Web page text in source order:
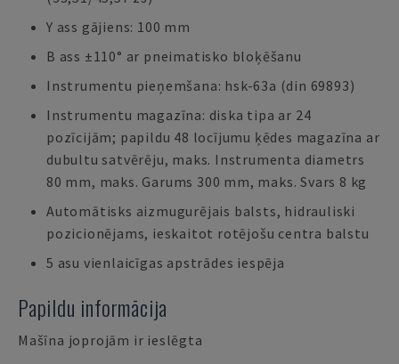
Y ass gājiens: 100 mm
B ass ±110° ar pneimatisko bloķēšanu
Instrumentu pieņemšana: hsk-63a (din 69893)
Instrumentu magazīna: diska tipa ar 24
pozīcijām; papildu 48 locījumu ķēdes magazīna ar
dubultu satvērēju, maks. Instrumenta diametrs
80 mm, maks. Garums 300 mm, maks. Svars 8 kg
Automātisks aizmugurējais balsts, hidrauliski
pozicionējams, ieskaitot rotējošu centra balstu
5 asu vienlaicīgas apstrādes iespēja
Papildu informācija
Mašīna joprojām ir ieslēgta